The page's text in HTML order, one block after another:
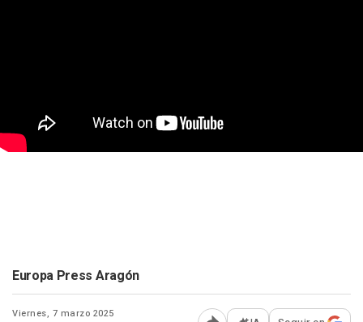
Europa Press Aragón
Viernes, 7 marzo 2025